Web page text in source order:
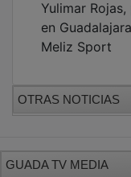
Yulimar
en
Meliz Sport
OTRAS NOTICIAS
GUADA TV MEDIA